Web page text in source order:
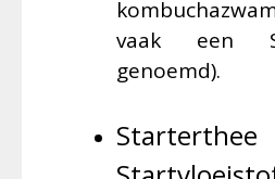
vaak een
genoemd).